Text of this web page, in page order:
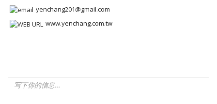
yenchang201@gmail.com
www.yenchang.com.tw